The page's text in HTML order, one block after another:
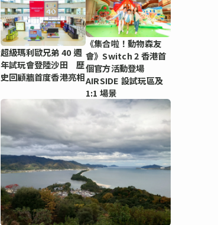
超級瑪利歐兄弟 40 週
年試玩會登陸沙田 歷
史回顧牆首度香港亮相
《集合啦！動物森友
會》Switch 2 香港首
個官方活動登場
AIRSIDE 設試玩區及
1:1 場景